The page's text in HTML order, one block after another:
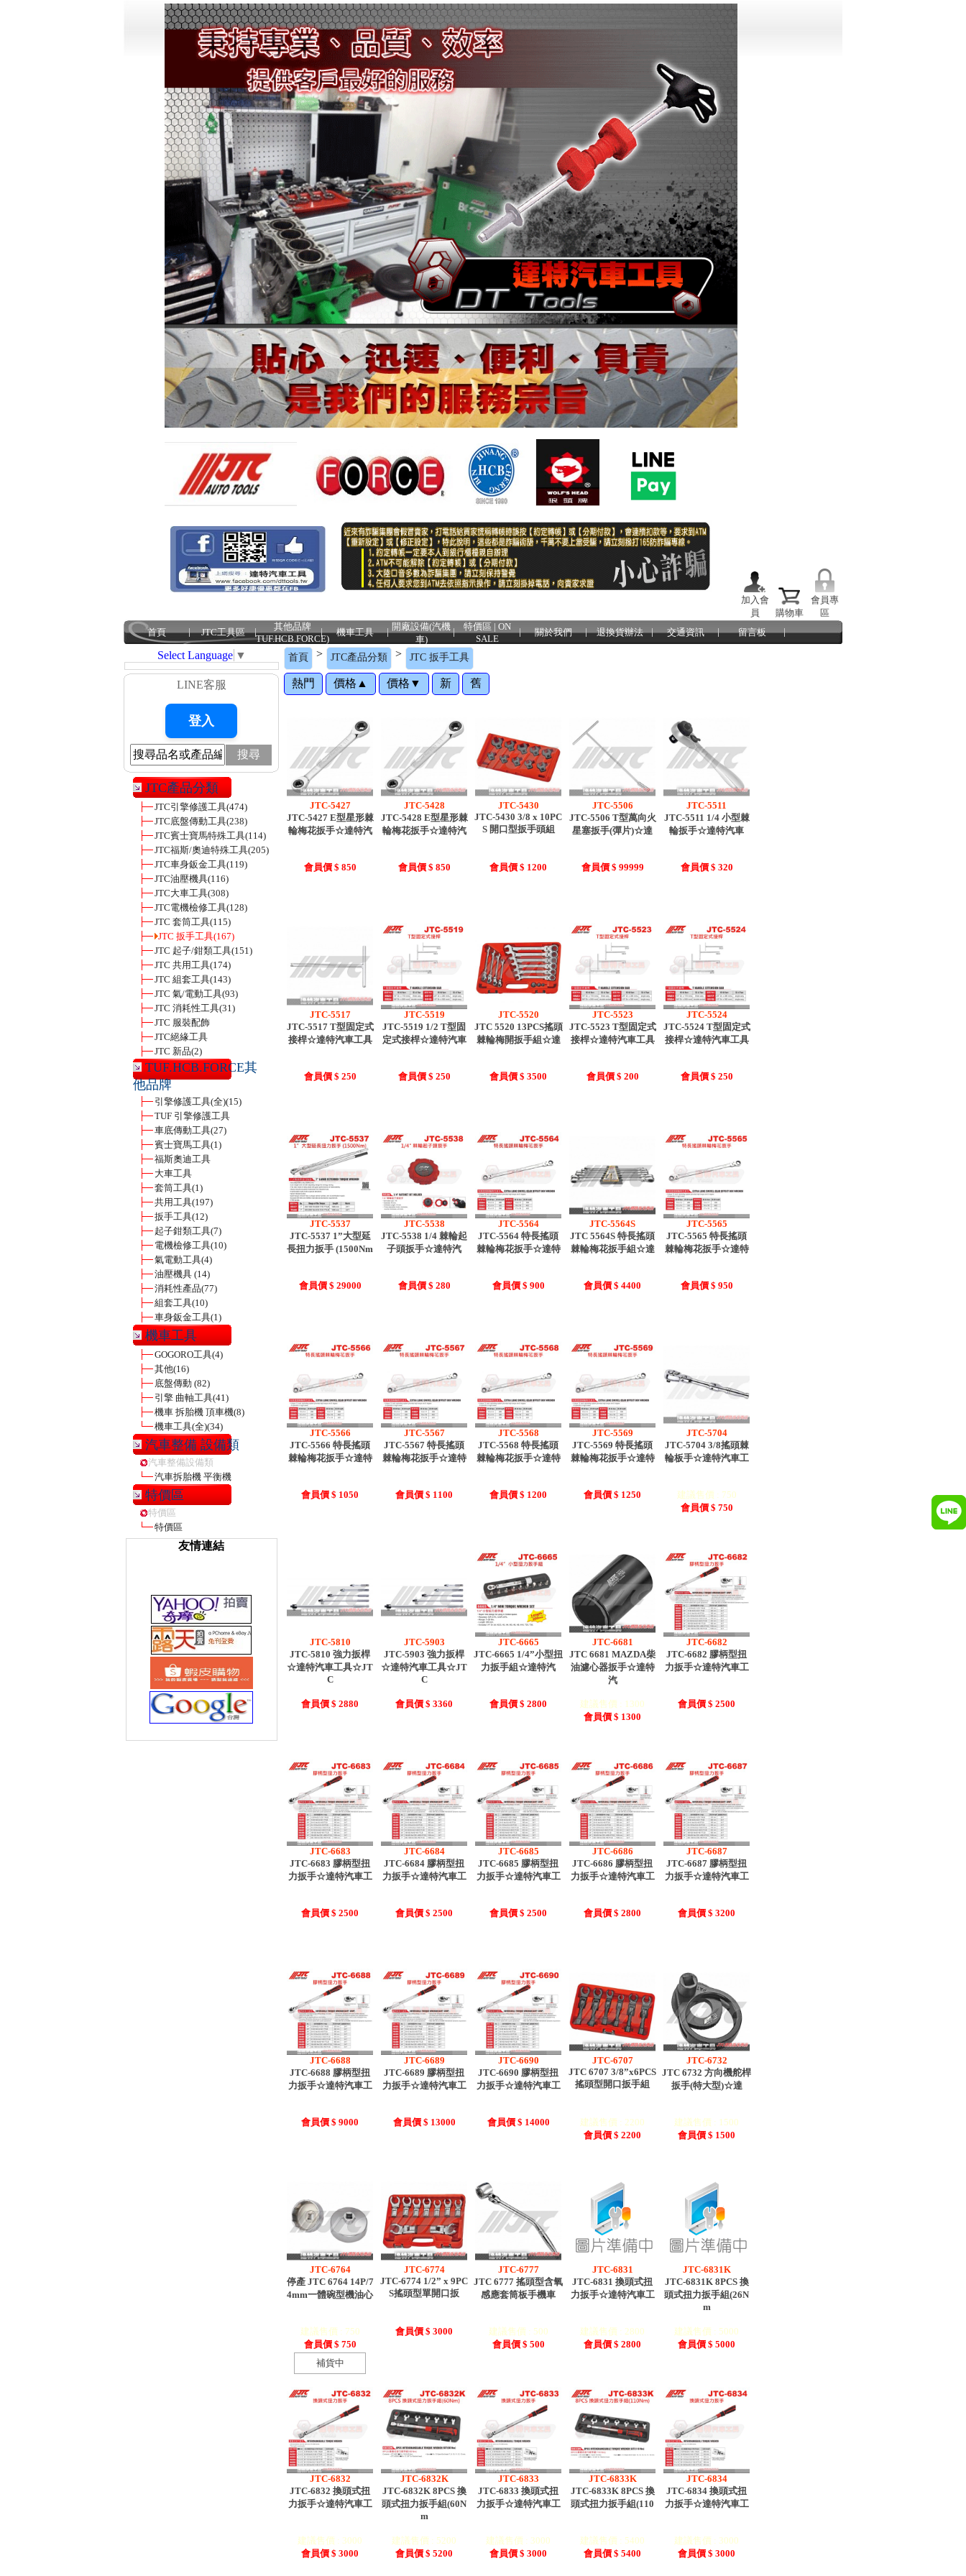
加入會
員
購物車
會員專
區
首頁
JTC工具區
其他品牌
TUF.HCB.FORCE)
機車工具
開廠設備(汽機
車)
特價區 | ON
SALE
關於我們 退換貨辦法 交通資訊 留言板
Select Language ▼
LINE客服
搜尋
JTC產品分類
JTC引擎修護工具(474)
JTC底盤傳動工具(238)
JTC賓士寶馬特殊工具(114)
JTC福斯/奧迪特殊工具(205)
JTC車身鈑金工具(119)
JTC油壓機具(116)
JTC大車工具(308)
JTC電機檢修工具(128)
JTC 套筒工具(115)
JTC 扳手工具(167)
JTC 起子/鉗類工具(151)
JTC 共用工具(174)
JTC 組套工具(143)
JTC 氣/電動工具(93)
JTC 消耗性工具(31)
JTC 服裝配飾
JTC絕緣工具
JTC 新品(2)
TUF.HCB.FORCE其
他品牌
引擎修護工具(全)(15)
TUF 引擎修護工具
車底傳動工具(27)
賓士寶馬工具(1)
福斯奧迪工具
大車工具
套筒工具(1)
共用工具(197)
扳手工具(12)
起子鉗類工具(7)
電機檢修工具(10)
氣電動工具(4)
油壓機具 (14)
消耗性產品(77)
組套工具(10)
車身鈑金工具(1)
機車工具
GOGORO工具(4)
其他(16)
底盤傳動 (82)
引擎 曲軸工具(41)
機車 拆胎機 頂車機(8)
機車工具(全)(34)
汽車整備 設備類
汽車整備設備類
汽車拆胎機 平衡機
特價區
特價區
特價區
友情連結
首頁 > JTC產品分類 > JTC 扳手工具
熱門 價格▲ 價格▼ 新 舊
JTC-5427
JTC-5427 E型星形棘
輪梅花扳手☆達特汽
會員價 $ 850
JTC-5428
JTC-5428 E型星形棘
輪梅花扳手☆達特汽
會員價 $ 850
JTC-5430
JTC-5430 3/8 x 10PC
S 開口型扳手頭組
會員價 $ 1200
JTC-5506
JTC-5506 T型萬向火
星塞扳手(彈片)☆達
會員價 $ 99999
JTC-5511
JTC-5511 1/4 小型棘
輪扳手☆達特汽車
會員價 $ 320
JTC-5517
JTC-5517 T型固定式
接桿☆達特汽車工具
會員價 $ 250
JTC-5519
JTC-5519 1/2 T型固
定式接桿☆達特汽車
會員價 $ 250
JTC-5520
JTC 5520 13PCS搖頭
棘輪梅開扳手組☆達
會員價 $ 3500
JTC-5523
JTC-5523 T型固定式
接桿☆達特汽車工具
會員價 $ 200
JTC-5524
JTC-5524 T型固定式
接桿☆達特汽車工具
會員價 $ 250
JTC-5537
JTC-5537 1”大型延
長扭力扳手 (1500Nm
會員價 $ 29000
JTC-5538
JTC-5538 1/4 棘輪起
子頭扳手☆達特汽
會員價 $ 280
JTC-5564
JTC-5564 特長搖頭
棘輪梅花扳手☆達特
會員價 $ 900
JTC-5564S
JTC 5564S 特長搖頭
棘輪梅花扳手組☆達
會員價 $ 4400
JTC-5565
JTC-5565 特長搖頭
棘輪梅花扳手☆達特
會員價 $ 950
JTC-5566
JTC-5566 特長搖頭
棘輪梅花扳手☆達特
會員價 $ 1050
JTC-5567
JTC-5567 特長搖頭
棘輪梅花扳手☆達特
會員價 $ 1100
JTC-5568
JTC-5568 特長搖頭
棘輪梅花扳手☆達特
會員價 $ 1200
JTC-5569
JTC-5569 特長搖頭
棘輪梅花扳手☆達特
會員價 $ 1250
JTC-5704
JTC-5704 3/8搖頭棘
輪板手☆達特汽車工
建議售價 : 750
會員價 $ 750
JTC-5810
JTC-5810 強力扳桿
☆達特汽車工具☆JT
C
會員價 $ 2880
JTC-5903
JTC-5903 強力扳桿
☆達特汽車工具☆JT
C
會員價 $ 3360
JTC-6665
JTC-6665 1/4”小型扭
力扳手組☆達特汽
會員價 $ 2800
JTC-6681
JTC 6681 MAZDA柴
油濾心器扳手☆達特
汽
建議售價 : 1300
會員價 $ 1300
JTC-6682
JTC-6682 膠柄型扭
力扳手☆達特汽車工
會員價 $ 2500
JTC-6683
JTC-6683 膠柄型扭
力扳手☆達特汽車工
會員價 $ 2500
JTC-6684
JTC-6684 膠柄型扭
力扳手☆達特汽車工
會員價 $ 2500
JTC-6685
JTC-6685 膠柄型扭
力扳手☆達特汽車工
會員價 $ 2500
JTC-6686
JTC-6686 膠柄型扭
力扳手☆達特汽車工
會員價 $ 2800
JTC-6687
JTC-6687 膠柄型扭
力扳手☆達特汽車工
會員價 $ 3200
JTC-6688
JTC-6688 膠柄型扭
力扳手☆達特汽車工
會員價 $ 9000
JTC-6689
JTC-6689 膠柄型扭
力扳手☆達特汽車工
會員價 $ 13000
JTC-6690
JTC-6690 膠柄型扭
力扳手☆達特汽車工
會員價 $ 14000
JTC-6707
JTC 6707 3/8”x6PCS
搖頭型開口扳手組
建議售價 : 2200
會員價 $ 2200
JTC-6732
JTC 6732 方向機舵桿
扳手(特大型)☆達
建議售價 : 1500
會員價 $ 1500
JTC-6764
停產 JTC 6764 14P/7
4mm一體碗型機油心
建議售價 : 750
會員價 $ 750
補貨中
JTC-6774
JTC-6774 1/2” x 9PC
S搖頭型單開口扳
會員價 $ 3000
JTC-6777
JTC 6777 搖頭型含氧
感應套筒板手機車
建議售價 : 500
會員價 $ 500
JTC-6831
JTC-6831 換頭式扭
力扳手☆達特汽車工
建議售價 : 2800
會員價 $ 2800
JTC-6831K
JTC-6831K 8PCS 換
頭式扭力扳手組(26N
m
建議售價 : 5000
會員價 $ 5000
JTC-6832
JTC-6832 換頭式扭
力扳手☆達特汽車工
建議售價 : 3000
會員價 $ 3000
JTC-6832K
JTC-6832K 8PCS 換
頭式扭力扳手組(60N
m
建議售價 : 5200
會員價 $ 5200
JTC-6833
JTC-6833 換頭式扭
力扳手☆達特汽車工
建議售價 : 3000
會員價 $ 3000
JTC-6833K
JTC-6833K 8PCS 換
頭式扭力扳手組(110
建議售價 : 5400
會員價 $ 5400
JTC-6834
JTC-6834 換頭式扭
力扳手☆達特汽車工
建議售價 : 3000
會員價 $ 3000